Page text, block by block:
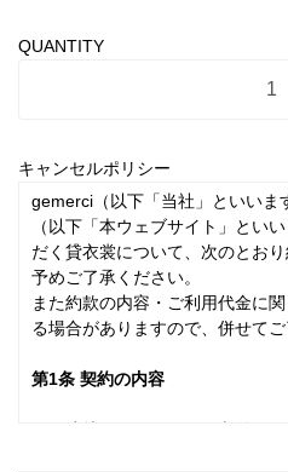
QUANTITY
キャンセルポリシー
gemerci（以下「当社」といいま
（以下「本ウェブサイト」とい
だく貸衣裳について、次のとお
予めご了承ください。
また約款の内容・ご利用代金に
る場合がありますので、併せてご
第1条 契約の内容